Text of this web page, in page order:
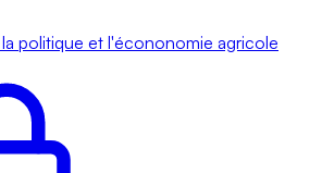
politique et l'écononomie agricole